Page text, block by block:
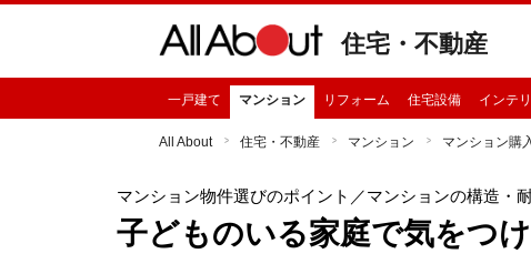
住宅・不動産
一戸建て マンション リフォーム 住宅設備 インテ
All About 住宅・不動産 マンション マンション購
マンション物件選びのポイント ／マンションの構造・
子どものいる家庭で気をつ